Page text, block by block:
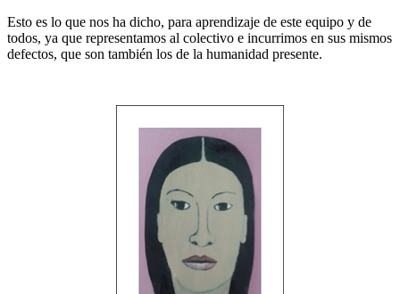
Esto es lo que nos ha dicho, para aprendizaje de este equipo y de
todos, ya que representamos al colectivo e incurrimos en sus mismos
defectos, que son también los de la humanidad presente.